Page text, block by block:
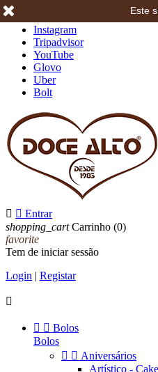
Instagram
Tripadvisor
YouTube
Glovo
Uber
Bolt
  Entrar
shopping_cart Carrinho (0)
favorite
Tem de iniciar sessão
Login | Registar

  Bolos
Bolos
  Aniversários
Artístico -
Este